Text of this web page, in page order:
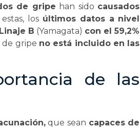
de gripe han sido causados
losúltimos datos a nivel
B (Yamagata) con el 59,2%
de gripe no está incluido en las
de las
que sean capaces de